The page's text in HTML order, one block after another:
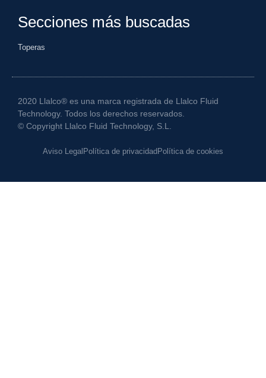
Secciones más buscadas
Toperas
2020 Llalco® es una marca registrada de Llalco Fluid
Technology. Todos los derechos reservados.
© Copyright Llalco Fluid Technology, S.L.
Aviso LegalPolítica de privacidadPolítica de cookies